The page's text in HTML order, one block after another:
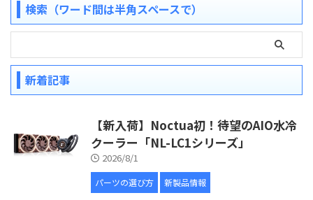
検索（ワード間は半角スペースで）
新着記事
【新入荷】Noctua初！待望のAIO水冷
クーラー「NL-LC1シリーズ」
2026/8/1
パーツの選び方 新製品情報